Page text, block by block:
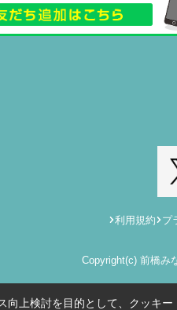
利用規約 プ
Copyright(c) 前橋み
上検討を目的として、クッキー